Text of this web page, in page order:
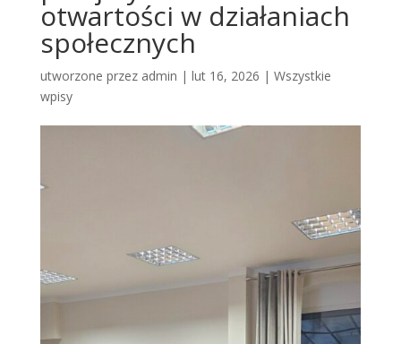
otwartości w działaniach
społecznych
utworzone przez admin | lut 16, 2026 | Wszystkie
wpisy